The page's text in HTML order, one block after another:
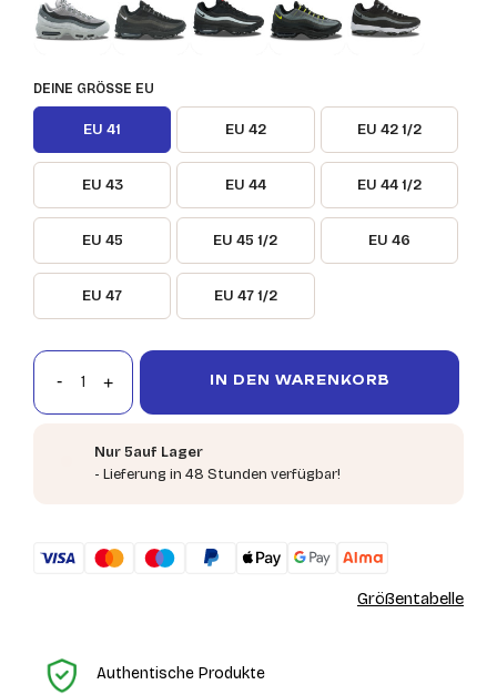
DEINE GRÖSSE EU
EU 41 EU 42 EU 42 1/2
EU 43 EU 44 EU 44 1/2
EU 45 EU 45 1/2 EU 46
EU 47 EU 47 1/2
IN DEN WARENKORB
Nur 5auf Lager
- Lieferung in 48 Stunden verfügbar!
Größentabelle
Authentische Produkte